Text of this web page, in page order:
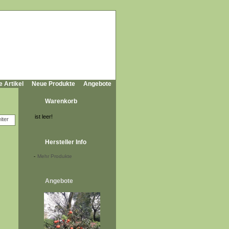
Artikel Neue Produkte Angebote
Warenkorb
ist leer!
Hersteller Info
- Mehr Produkte
Angebote